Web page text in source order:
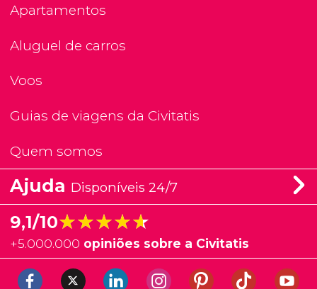
Apartamentos
Aluguel de carros
Voos
Guias de viagens da Civitatis
Quem somos
Ajuda Disponíveis 24/7
9,1/10★★★★★
★★★★★
+5.000.000 opiniões sobre a Civitatis